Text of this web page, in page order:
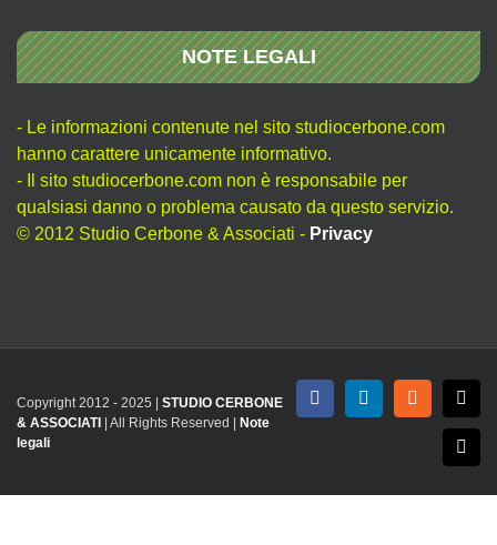
NOTE LEGALI
- Le informazioni contenute nel sito studiocerbone.com
hanno carattere unicamente informativo.
- Il sito studiocerbone.com non è responsabile per
qualsiasi danno o problema causato da questo servizio.
© 2012 Studio Cerbone & Associati - Privacy
Copyright 2012 - 2025 | STUDIO CERBONE
& ASSOCIATI
| All Rights Reserved |
Note
legali
FacebookLinkedInRss X